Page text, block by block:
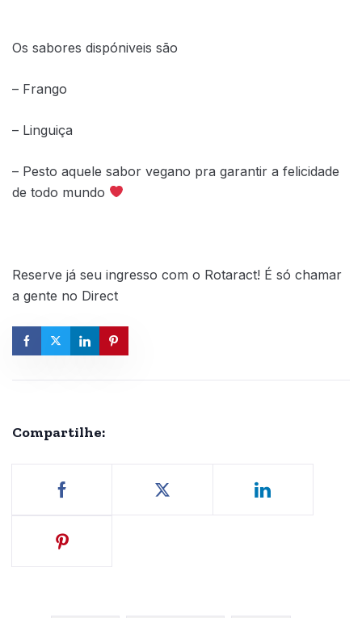
Os sabores dispóniveis são
– Frango
– Linguiça
– Pesto aquele sabor vegano pra garantir a felicidade
de todo mundo
Reserve já seu ingresso com o Rotaract! É só chamar
a gente no Direct
Compartilhe: